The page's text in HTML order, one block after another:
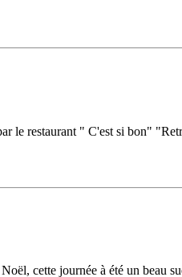
le restaurant " C'est si bon"
cette journée à été un beau